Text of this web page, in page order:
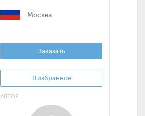
Москва
Заказать
В избранное
АВТОР